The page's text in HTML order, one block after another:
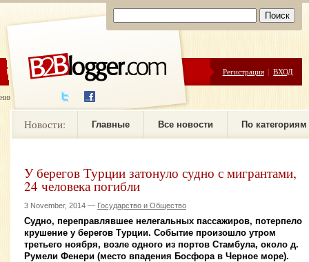
ЦЕНЫ ПОМОЩЬ Регистрация | ВХОД
новостей
Новости: Главные Все новости По категориям
У берегов Турции затонуло судно с мигрантами,
24 человека погибли
3 November, 2014 — Государство и Общество
Судно, переправлявшее нелегальных пассажиров, потерпело
крушение у берегов Турции. Событие произошло утром
третьего ноября, возле одного из портов Стамбула, около д.
Румели Фенери (место впадения Босфора в Черное море).